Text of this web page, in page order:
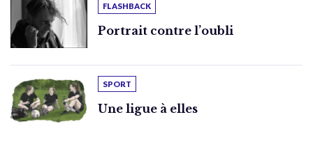
FLASHBACK
Portrait contre l’oubli
SPORT
Une ligue à elles